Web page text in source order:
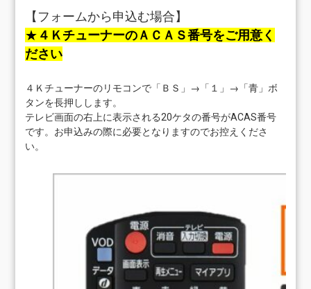
【フォームから申込む場合】
★ ４ＫチューナーのＡＣＡＳ番号をご用意く
ださい
４Ｋチューナーのリモコンで「ＢＳ」→「１」→「青」ボ
タンを長押しします。
テレビ画面の右上に表示される20ケタの番号がACAS番号
です。お申込みの際に必要となりますのでお控えくださ
い。